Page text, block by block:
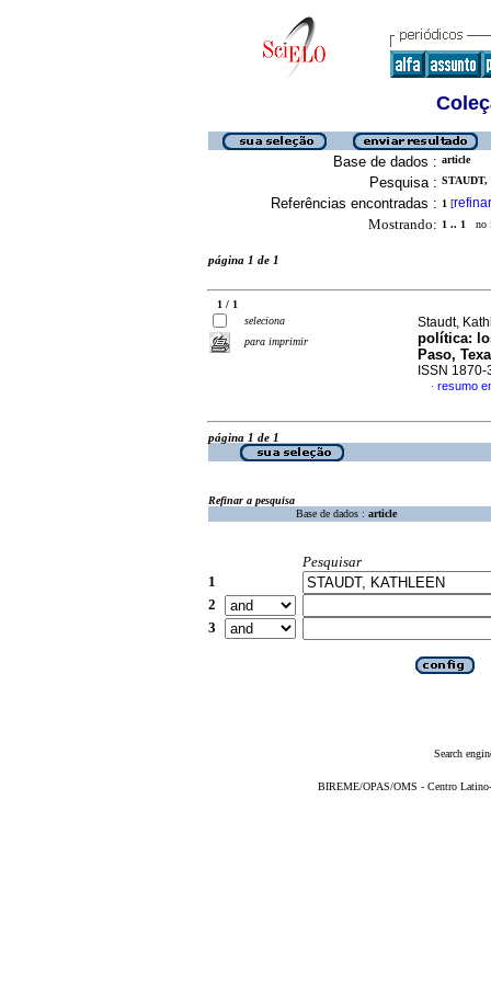
Base de dados : article
Pesquisa :
Referências encontradas : 1 [refinar
Mostrando: 1 .. 1 no
página 1 de 1
1 / 1
seleciona
para imprimir
Staudt,
política:
Paso,
ISSN 1870-
· resumo
página 1 de 1
Refinar a pesquisa
Base de dados : article
Pesquisar
1
2
3
Search
BIREME/OPAS/OMS - Centro Latino-